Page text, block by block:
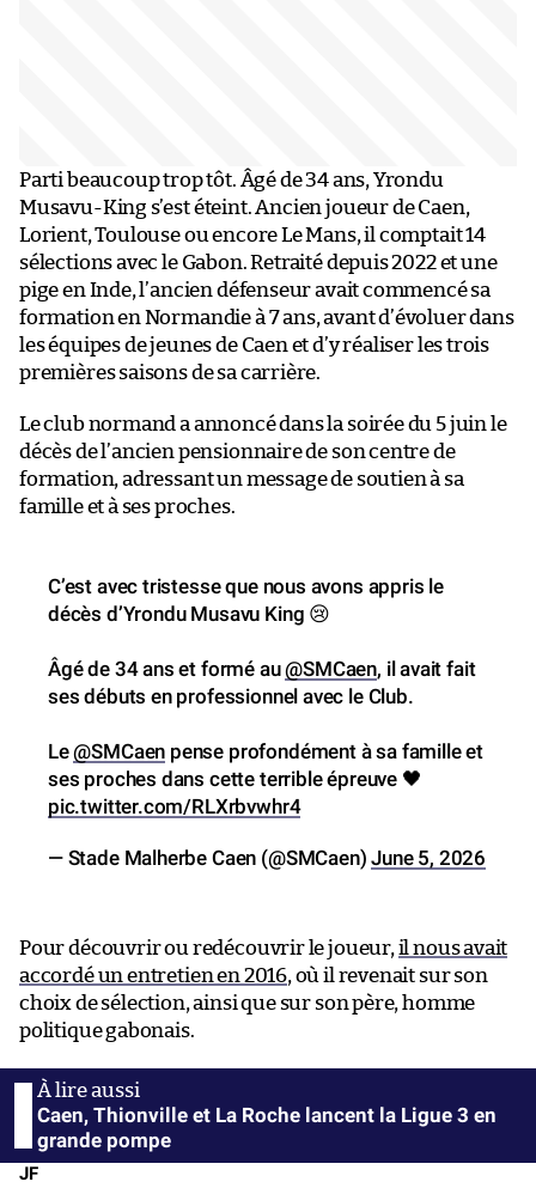
Parti beaucoup trop tôt. Âgé de 34 ans, Yrondu
Musavu-King s’est éteint. Ancien joueur de Caen,
Lorient, Toulouse ou encore Le Mans, il comptait 14
sélections avec le Gabon. Retraité depuis 2022 et une
pige en Inde, l’ancien défenseur avait commencé sa
formation en Normandie à 7 ans, avant d’évoluer dans
les équipes de jeunes de Caen et d’y réaliser les trois
premières saisons de sa carrière.
Le club normand a annoncé dans la soirée du 5 juin le
décès de l’ancien pensionnaire de son centre de
formation, adressant un message de soutien à sa
famille et à ses proches.
C’est avec tristesse que nous avons appris le
décès d’Yrondu Musavu King 😢
Âgé de 34 ans et formé au@SMCaen, il avait fait
ses débuts en professionnel avec le Club.
Le@SMCaen pense profondément à sa famille et
ses proches dans cette terrible épreuve 🖤
pic.twitter.com/RLXrbvwhr4
— Stade Malherbe Caen (@SMCaen)June 5, 2026
Pour découvrir ou redécouvrir le joueur, il nous avait
accordé un entretien en 2016, où il revenait sur son
choix de sélection, ainsi que sur son père, homme
politique gabonais.
Caen, Thionville et La Roche lancent la Ligue 3 en
grande pompe
JF